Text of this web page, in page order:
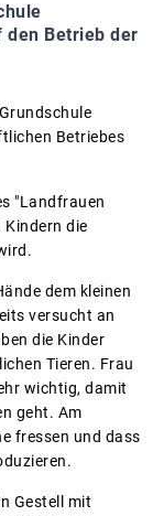
den Betrieb der
Betriebes
"Landfrauen
Kindern die
dem kleinen
versucht an
die Kinder
Tieren. Frau
wichtig, damit
geht. Am
fressen und dass
Gestell mit